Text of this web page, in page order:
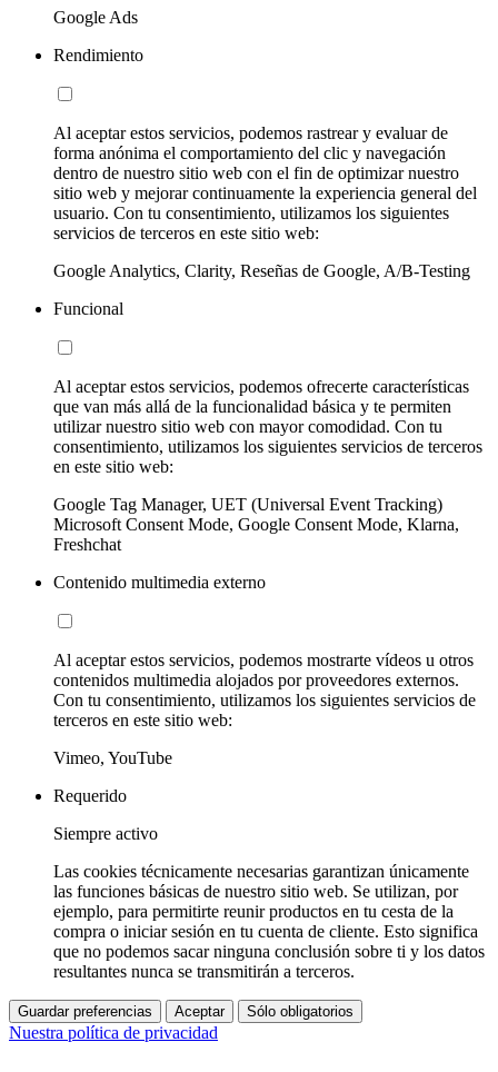
Google Ads
Rendimiento
Al aceptar estos servicios, podemos rastrear y evaluar de
forma anónima el comportamiento del clic y navegación
dentro de nuestro sitio web con el fin de optimizar nuestro
sitio web y mejorar continuamente la experiencia general del
usuario. Con tu consentimiento, utilizamos los siguientes
servicios de terceros en este sitio web:
Google Analytics, Clarity, Reseñas de Google, A/B-Testing
Funcional
Al aceptar estos servicios, podemos ofrecerte características
que van más allá de la funcionalidad básica y te permiten
utilizar nuestro sitio web con mayor comodidad. Con tu
consentimiento, utilizamos los siguientes servicios de terceros
en este sitio web:
Google Tag Manager, UET (Universal Event Tracking)
Microsoft Consent Mode, Google Consent Mode, Klarna,
Freshchat
Contenido multimedia externo
Al aceptar estos servicios, podemos mostrarte vídeos u otros
contenidos multimedia alojados por proveedores externos.
Con tu consentimiento, utilizamos los siguientes servicios de
terceros en este sitio web:
Vimeo, YouTube
Requerido
Siempre activo
Las cookies técnicamente necesarias garantizan únicamente
las funciones básicas de nuestro sitio web. Se utilizan, por
ejemplo, para permitirte reunir productos en tu cesta de la
compra o iniciar sesión en tu cuenta de cliente. Esto significa
que no podemos sacar ninguna conclusión sobre ti y los datos
resultantes nunca se transmitirán a terceros.
Guardar preferencias Aceptar Sólo obligatorios
Nuestra política de privacidad